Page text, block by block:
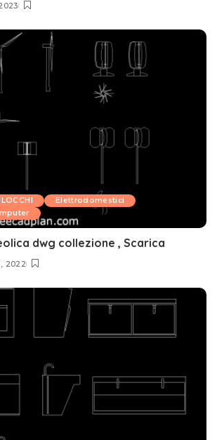
Elettrodomestici
dwg collezione , Scarica
2022